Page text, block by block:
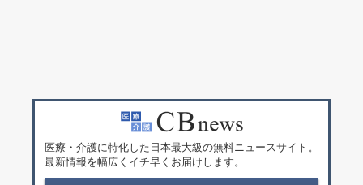
医療・介護に特化した日本最大級の無料ニュースサイト。
最新情報を幅広くイチ早くお届けします。